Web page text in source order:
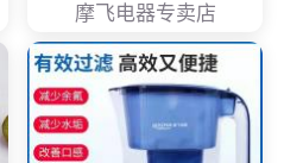
摩飞电器专卖店